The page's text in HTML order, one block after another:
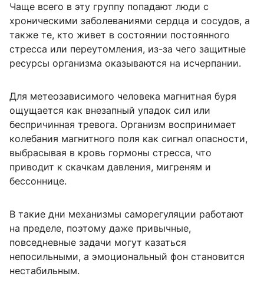
Чаще всего в эту группу попадают люди с
хроническими заболеваниями сердца и сосудов, а
также те, кто живет в состоянии постоянного
стресса или переутомления, из-за чего защитные
ресурсы организма оказываются на исчерпании.
Для метеозависимого человека магнитная буря
ощущается как внезапный упадок сил или
беспричинная тревога. Организм воспринимает
колебания магнитного поля как сигнал опасности,
выбрасывая в кровь гормоны стресса, что
приводит к скачкам давления, мигреням и
бессоннице.
В такие дни механизмы саморегуляции работают
на пределе, поэтому даже привычные,
повседневные задачи могут казаться
непосильными, а эмоциональный фон становится
нестабильным.